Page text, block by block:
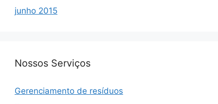
junho 2015
Nossos Serviços
Gerenciamento de resíduos